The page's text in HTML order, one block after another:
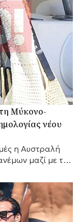
Μύκονο-
νέου
η Αυστραλή
μαζί με τη